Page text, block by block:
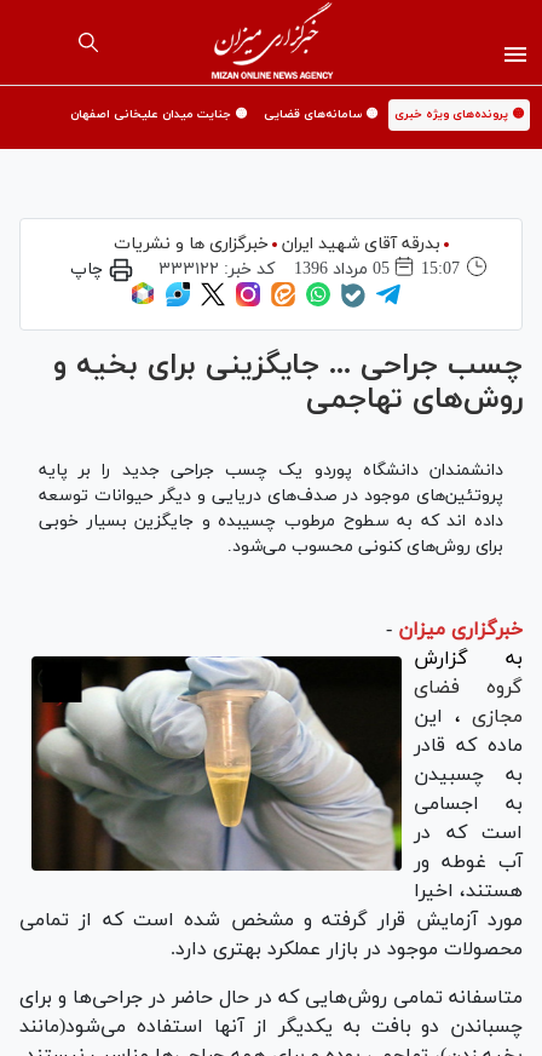
🟡 پرونده‌های ویژه خبری 🟡 سامانه‌های قضایی 🟡 جنایت میدان علیخانی اصفهان
بدرقه آقای شهید ایران
خبرگزاری ها و نشریات
15:07
05 مرداد 1396 کد خبر: ۳۳۳۱۲۲ چاپ
چسب جراحی ... جایگزینی برای بخیه و
روش‌های تهاجمی
دانشمندان دانشگاه پوردو یک چسب جراحی جدید را بر پایه
پروتئین‌های موجود در صدف‌های دریایی و دیگر حیوانات توسعه
داده اند که به سطوح مرطوب چسیبده و جایگزین بسیار خوبی
برای روش‌های کنونی محسوب می‌شود.
خبرگزاری میزان -
به گزارش
گروه فضای
مجازی ، این
ماده که قادر
به چسبیدن
به اجسامی
است که در
آب غوطه ور
هستند، اخیرا
مورد آزمایش قرار گرفته و مشخص شده است که از تمامی
محصولات موجود در بازار عملکرد بهتری دارد.
متاسفانه تمامی روش‌هایی که در حال حاضر در جراحی‌ها و برای
چسباندن دو بافت به یکدیگر از آنها استفاده می‌شود(مانند